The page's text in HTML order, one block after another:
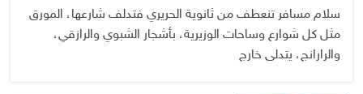
سلام مسافر تنعطف من ثانوية الحريري فتدلف شارعها، المورق
مثل كل شوارع وساحات الوزيرية، بأشجار الشبوي والرازقي،
والرارانج، يتدلى خارج